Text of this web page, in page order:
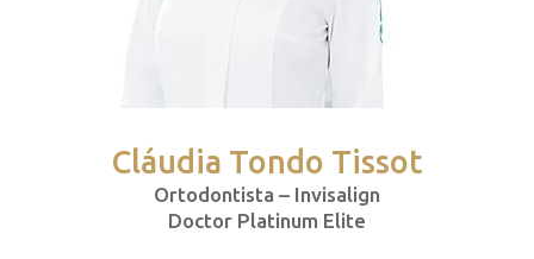
Cláudia Tondo Tissot
Ortodontista – Invisalign
Doctor Platinum Elite